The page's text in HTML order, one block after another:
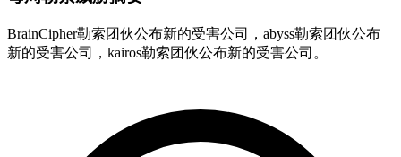
BrainCipher勒索团伙公布新的受害公司，abyss勒索团伙公布
新的受害公司，kairos勒索团伙公布新的受害公司。